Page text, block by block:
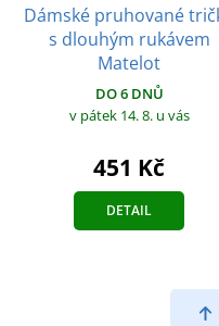
Dámské pruhované
s dlouhým rukávem
Matelot
DO 6 DNŮ
v pátek 14. 8. u vás
451 Kč
DETAIL